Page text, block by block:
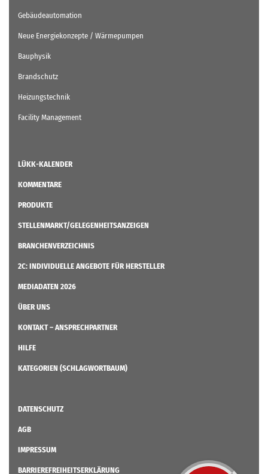
Gebäudeautomation
Neue Energiekonzepte / Wärmepumpen
Bauphysik
Brandschutz
Heizungstechnik
Facility Management
LÜKK-KALENDER
KOMMENTARE
PRODUKTE
STELLENMARKT/GELEGENHEITSANZEIGEN
BRANCHENVERZEICHNIS
2C: INDIVIDUELLE ANGEBOTE FÜR HERSTELLER
MEDIADATEN 2026
ÜBER UNS
KONTAKT – ANSPRECHPARTNER
HILFE
KATEGORIEN (SCHLAGWORTBAUM)
DATENSCHUTZ
AGB
IMPRESSUM
BARRIEREFREIHEITSERKLÄRUNG